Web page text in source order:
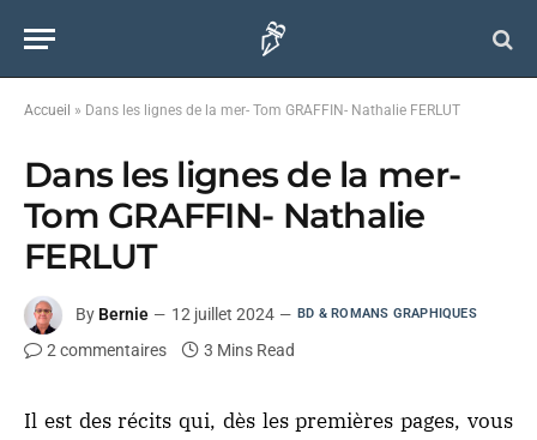
Accueil » Dans les lignes de la mer- Tom GRAFFIN- Nathalie FERLUT
Dans les lignes de la mer-
Tom GRAFFIN- Nathalie
FERLUT
By Bernie 12 juillet 2024 BD & ROMANS GRAPHIQUES
2 commentaires 3 Mins Read
Il est des récits qui, dès les premières pages, vous